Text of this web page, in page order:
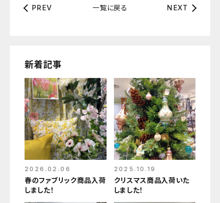
PREV 一覧に戻る NEXT
新着記事
2026.02.06
春のファブリック商品入荷
しました！
2025.10.19
クリスマス商品入荷いた
しました！